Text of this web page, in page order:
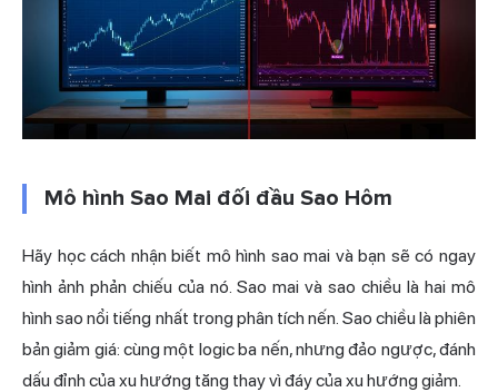
Mô hình Sao Mai đối đầu Sao Hôm
Hãy học cách nhận biết mô hình sao mai và bạn sẽ có ngay
hình ảnh phản chiếu của nó. Sao mai và sao chiều là hai mô
hình sao nổi tiếng nhất trong phân tích nến. Sao chiều là phiên
bản giảm giá: cùng một logic ba nến, nhưng đảo ngược, đánh
dấu đỉnh của xu hướng tăng thay vì đáy của xu hướng giảm.